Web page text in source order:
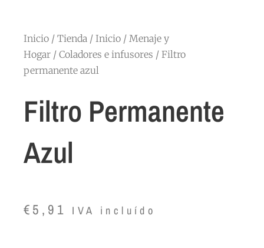
Inicio / Tienda / Inicio / Menaje y
Hogar / Coladores e infusores / Filtro
permanente azul
Filtro Permanente
Azul
€5,91 IVA incluído